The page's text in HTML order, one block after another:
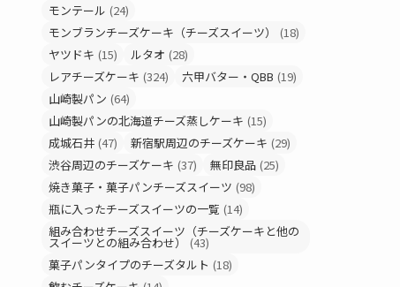
モンテール (24)
モンブランチーズケーキ（チーズスイーツ）
(18)
ヤツドキ (15) ルタオ (28)
レアチーズケーキ (324) 六甲バター・QBB (19)
山崎製パン (64)
山崎製パンの北海道チーズ蒸しケーキ (15)
成城石井 (47) 新宿駅周辺のチーズケーキ (29)
渋谷周辺のチーズケーキ (37) 無印良品 (25)
焼き菓子・菓子パンチーズスイーツ (98)
瓶に入ったチーズスイーツの一覧 (14)
組み合わせチーズスイーツ（チーズケーキと他の
スイーツとの組み合わせ）
(43)
菓子パンタイプのチーズタルト (18)